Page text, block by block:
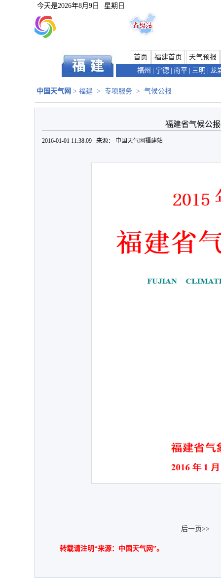
今天是2026年8月9日 星期日
首页 福建首页
天气预报
福州
宁德 南平 三明 龙
中国天气网 > 福建 > 专项服务 > 气候公报
福建省气候公
2016-01-01 11:38:09 来源： 中国天气网福建站
后一页>>
转载请注明“来源：中国天气网”。